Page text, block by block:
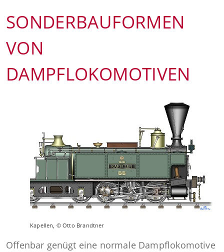
SONDERBAUFORMEN
VON
DAMPFLOKOMOTIVEN
Kapellen, © Otto Brandtner
Offenbar genügt eine normale Dampflokomotive